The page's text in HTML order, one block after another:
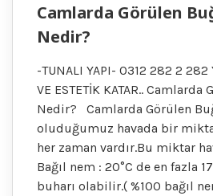
Camlarda Görülen
Nedir?
-TUNALI YAPI- 0312 282 2 282
VE ESTETİK KATAR..
Nedir? Camlarda Görülen
oluduğumuz havada bir
her zaman vardır.Bu miktar
Bağıl nem : 20°C de en fazla
buharı olabilir.( %100 bağıl